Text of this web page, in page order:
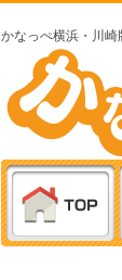
かなっぺ横浜・川崎